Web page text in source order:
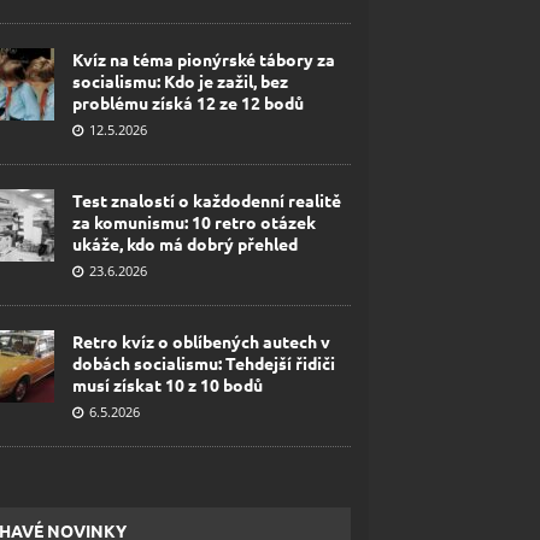
Kvíz na téma pionýrské tábory za
socialismu: Kdo je zažil, bez
problému získá 12 ze 12 bodů
12.5.2026
Test znalostí o každodenní realitě
za komunismu: 10 retro otázek
ukáže, kdo má dobrý přehled
23.6.2026
Retro kvíz o oblíbených autech v
dobách socialismu: Tehdejší řidiči
musí získat 10 z 10 bodů
6.5.2026
NOVINKY